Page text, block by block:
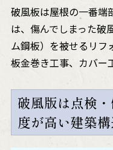
破風板は屋根の一番端
は、傷んでしまった破
ム鋼板）を被せるリフ
板金巻き工事、カバー
破風版は点検
度が高い建築